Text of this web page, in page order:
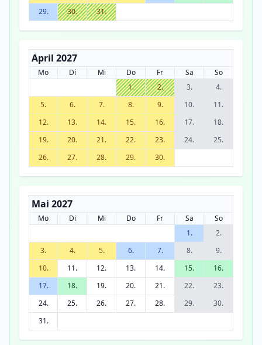
29.
30. 31.
April 2027
Mo Di Mi Do Fr Sa
So
1.
2. 3.
4.
5.
6. 7. 8. 9. 10.
11.
12.
13. 14. 15. 16. 17.
18.
19.
20. 21. 22. 23. 24.
25.
26.
27. 28. 29. 30.
Mai 2027
Mo Di Mi Do Fr Sa
So
1.
2.
3.
4. 5. 6. 7. 8.
9.
10.
11. 12. 13. 14. 15.
16.
17.
18. 19. 20. 21. 22.
23.
24.
25. 26. 27. 28. 29.
30.
31.